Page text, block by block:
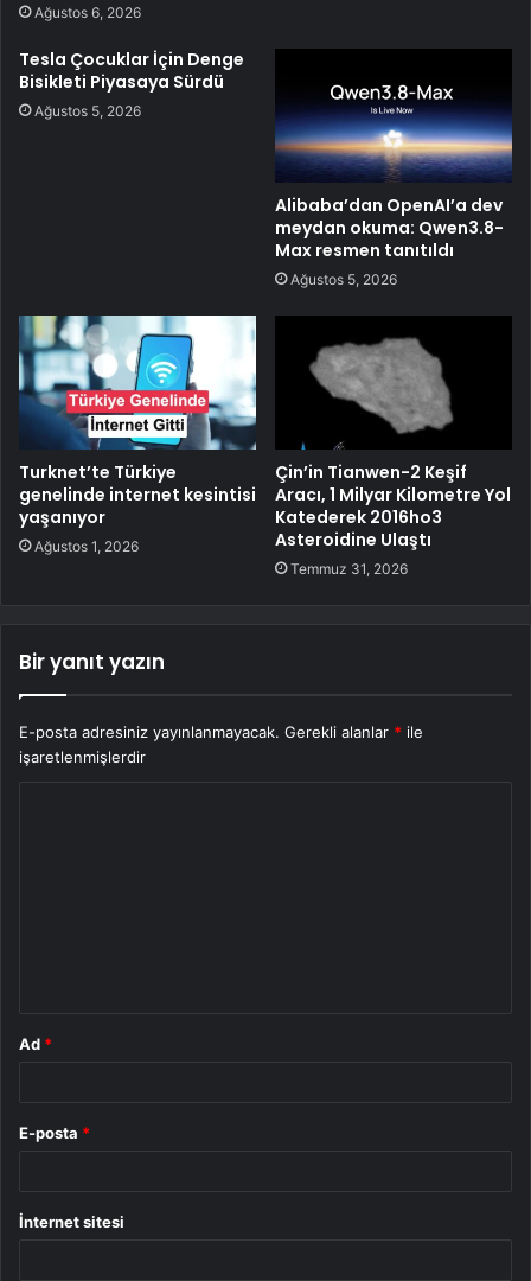
Ağustos 6, 2026
Tesla Çocuklar İçin Denge
Bisikleti Piyasaya Sürdü
Ağustos 5, 2026
Alibaba’dan OpenAI’a dev
meydan okuma: Qwen3.8-
Max resmen tanıtıldı
Ağustos 5, 2026
Turknet’te Türkiye
genelinde internet kesintisi
yaşanıyor
Ağustos 1, 2026
Çin’in Tianwen-2 Keşif
Aracı, 1 Milyar Kilometre Yol
Katederek 2016ho3
Asteroidine Ulaştı
Temmuz 31, 2026
Bir yanıt yazın
E-posta adresiniz yayınlanmayacak. Gerekli alanlar * ile
işaretlenmişlerdir
Ad *
E-posta *
İnternet sitesi